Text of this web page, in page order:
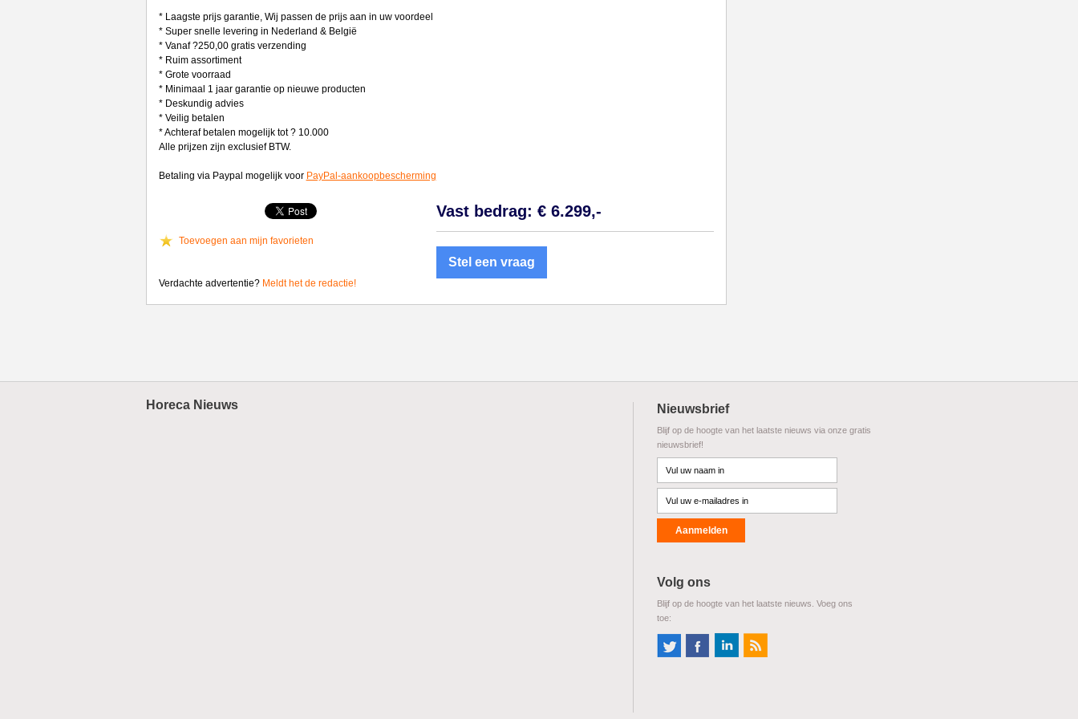
* Laagste prijs garantie, Wij passen de prijs aan in uw voordeel
* Super snelle levering in Nederland & België
* Vanaf ?250,00 gratis verzending
* Ruim assortiment
* Grote voorraad
* Minimaal 1 jaar garantie op nieuwe producten
* Deskundig advies
* Veilig betalen
* Achteraf betalen mogelijk tot ? 10.000
Alle prijzen zijn exclusief BTW.
Betaling via Paypal mogelijk voor PayPal-aankoopbescherming
Toevoegen aan mijn favorieten
Vast bedrag: € 6.299,-
Stel een vraag
Verdachte advertentie? Meldt het de redactie!
Horeca Nieuws Nieuwsbrief
Blijf op de hoogte van het laatste nieuws via onze gratis
nieuwsbrief!
Volg ons
Blijf op de hoogte van het laatste nieuws. Voeg ons
toe: